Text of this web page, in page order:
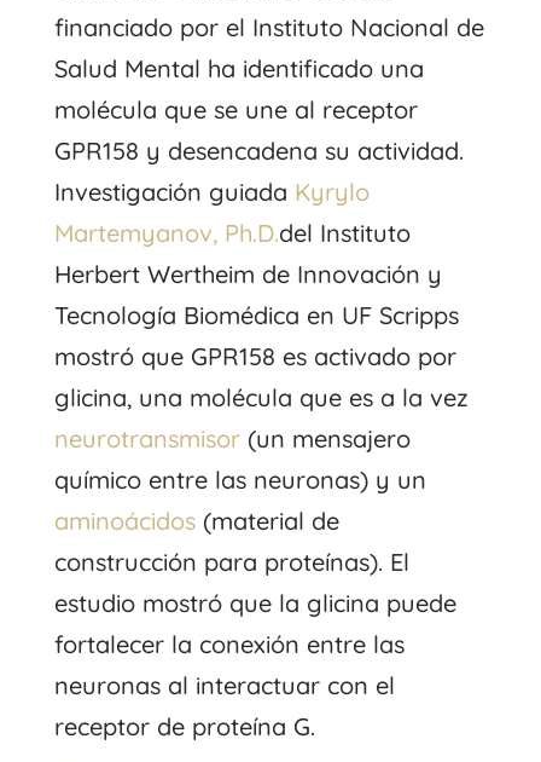
financiado por el Instituto Nacional de
Salud Mental ha identificado una
molécula que se une al receptor
GPR158 y desencadena su actividad.
Investigación guiada Kyrylo
Martemyanov, Ph.D.del Instituto
Herbert Wertheim de Innovación y
Tecnología Biomédica en UF Scripps
mostró que GPR158 es activado por
glicina, una molécula que es a la vez
neurotransmisor(un mensajero
químico entre las neuronas) y un
aminoácidos(material de
construcción para proteínas). El
estudio mostró que la glicina puede
fortalecer la conexión entre las
neuronas al interactuar con el
receptor de proteína G.